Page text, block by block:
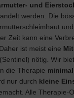
und
werden. Die
Zeit kann eine
ist meist eine
(Sentinel) nötig. Wir
die Therapie
nur durch kleine
Alle Therapie-